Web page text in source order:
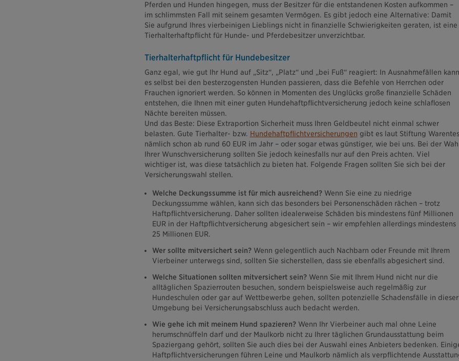
Pferden und Hunden hingegen, muss der Besitzer für die entstandenen Kosten aufkommen –
im schlimmsten Fall mit seinem gesamten Vermögen. Es gibt jedoch eine Alternative: Damit
Sie aufgrund Ihres vierbeinigen Lieblings nicht in finanzielle Schwierigkeiten geraten, ist eine
Tierhalterhaftpflicht für Hunde- und Pferdebesitzer unverzichtbar.
Tierhalterhaftpflicht für Hundebesitzer
Ganz egal, wie gut Ihr Hund auf „Sitz“, „Platz“ und „bei Fuß“ reagiert: In Ausnahmefällen kann
es selbst bei den besterzogensten Hunden passieren, dass die Befehle von Herrchen oder
Frauchen ignoriert werden. So können in Momenten des Unglücks große finanzielle Schäden
entstehen, die Ihnen mit einer guten Hundehaftpflichtversicherung jedoch keine schlaflosen
Nächte bereiten müssen.
Und das Beste: Diese Extraportion Sicherheit muss Ihren Geldbeutel nicht einmal schwer
belasten. Gute Tierhalter- bzw. Hundehaftpflichtversicherungen gibt es laut Stiftung
nämlich schon ab rund 60 EUR im Jahr – oder sogar etwas günstiger, wie bei uns. Bei der
Ihrer Wunschversicherung sollten Sie jedoch keinesfalls nur auf den Preis achten. Viel
wichtiger ist, was diese tatsächlich zu bieten hat. Folgende Fragen sollten Sie sich bei der
Versicherungswahl stellen.
Welche Deckungssumme ist für mich ausreichend?Wenn Sie eine zu niedrige
Deckungssumme wählen, kann sich das besonders bei Personenschäden rächen – trotz
Haftpflichtversicherung. Daher sollten idealerweise Schäden bis mindestens fünf Millionen
EUR in der Haftpflichtversicherung abgesichert sein – wir empfehlen allerdings mindestens
25 Millionen EUR.
Wer sollte mitversichert sein?Wenn gelegentlich auch Nachbarn oder Freunde mit Ihrem
Vierbeiner unterwegs sind, sollten Sie sicherstellen, dass sie ebenfalls abgesichert sind.
Welche Situationen sollten mitversichert sein? Wenn Sie mit Ihrem Hund nicht nur die
alltäglichen Spazierrouten besuchen, sondern beispielsweise auch regelmäßig zur
Hundeschulen oder gar auf Wettbewerbe gehen, sollten potenzielle Schadensfälle in dieser
Umgebung bei Versicherungsabschluss auch bedacht werden.
Wie gehe ich mit meinem Hund spazieren?Wenn Ihr Vierbeiner auch mal ohne Leine
herumschnüffeln darf und der Maulkorb nicht zu Ihrer täglichen Grundausstattung beim
Spaziergang gehört, sollten Sie auch dies bei der Auswahl eines Anbieters bedenken.
Haftpflichtversicherungen führen Leine und Maulkorb nämlich als verpflichtende